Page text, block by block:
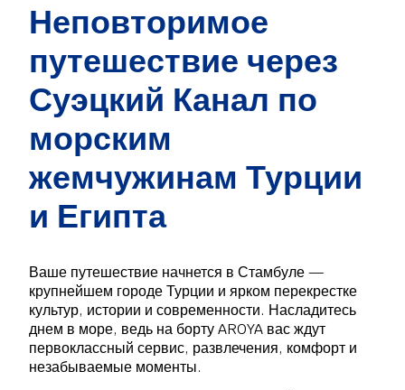
Неповторимое
путешествие через
Суэцкий Канал по
морским
жемчужинам Турции
и Египта
Ваше путешествие начнется в Стамбуле —
крупнейшем городе Турции и ярком перекрестке
культур, истории и современности. Насладитесь
днем в море, ведь на борту AROYA вас ждут
первоклассный сервис, развлечения, комфорт и
незабываемые моменты.